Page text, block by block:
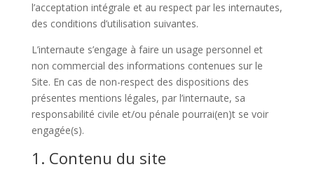
l’acceptation intégrale et au respect par les internautes,
des conditions d’utilisation suivantes.
L’internaute s’engage à faire un usage personnel et
non commercial des informations contenues sur le
Site. En cas de non-respect des dispositions des
présentes mentions légales, par l’internaute, sa
responsabilité civile et/ou pénale pourrai(en)t se voir
engagée(s).
1. Contenu du site